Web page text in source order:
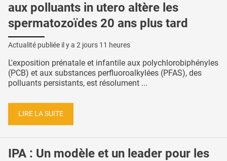
aux polluants in utero altère les
spermatozoïdes 20 ans plus tard
Actualité publiée il y a 2 jours 11 heures
L'exposition prénatale et infantile aux polychlorobiphényles
(PCB) et aux substances perfluoroalkylées (PFAS), des
polluants persistants, est résolument ...
LIRE LA SUITE
IPA : Un modèle et un leader pour les